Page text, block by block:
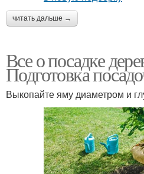
читать дальше →
Все о посадке
Подготовка
Выкопайте яму диаметром и